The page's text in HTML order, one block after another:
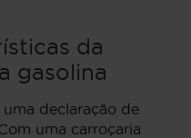
da
gasolina
uma declaração de
uma carroçaria